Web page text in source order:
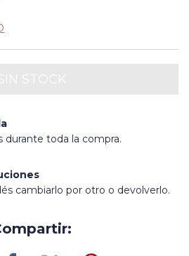
durante toda la compra.
cambiarlo por otro o devolverlo.